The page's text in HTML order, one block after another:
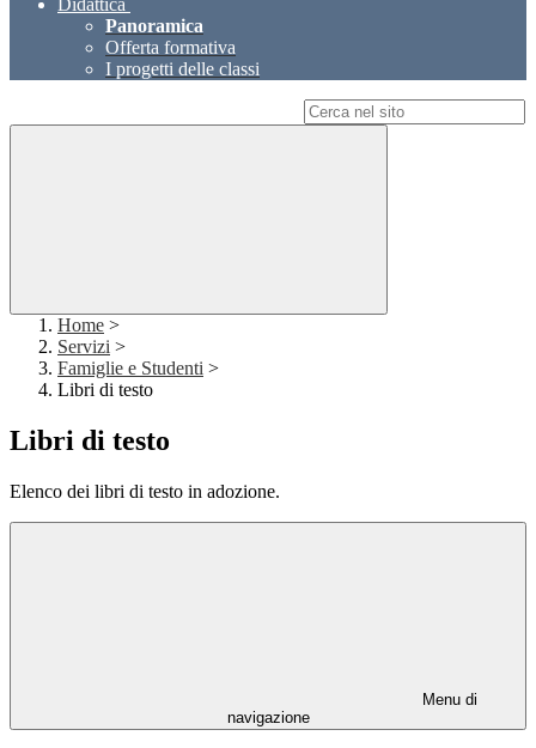
Didattica
Panoramica
Offerta formativa
I progetti delle classi
Home >
Servizi >
Famiglie e Studenti >
Libri di testo
Libri di testo
Elenco dei libri di testo in adozione.
Menu di
navigazione